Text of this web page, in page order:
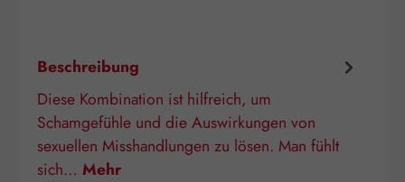
Beschreibung
Diese Kombination ist hilfreich, um
Schamgefühle und die Auswirkungen von
sexuellen Misshandlungen zu lösen. Man fühlt
sich… Mehr